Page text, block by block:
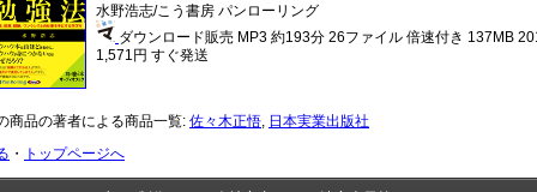
水野浩志/こう書房 パンローリング
ダウンロード販売 MP3 約193分 26ファイル 倍速付き 137MB
1,571円 すぐ発送
商品の著者による商品一覧: 佐々木正悟, 日本実業出版社
・ トップページへ